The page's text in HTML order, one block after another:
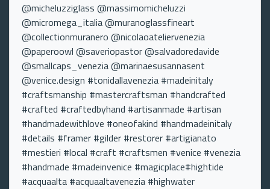
@micheluzziglass @massimomicheluzzi
@micromega_italia @muranoglassfineart
@collectionmuranero @nicolaoateliervenezia
@paperoowl @saveriopastor @salvadoredavide
@smallcaps_venezia @marinaesusannasent
@venice.design #tonidallavenezia #madeinitaly
#craftsmanship #mastercraftsman #handcrafted
#crafted #craftedbyhand #artisanmade #artisan
#handmadewithlove #oneofakind #handmadeinitaly
#details #framer #gilder #restorer #artigianato
#mestieri #local #craft #craftsmen #venice #venezia
#handmade #madeinvenice #magicplace#hightide
#acquaalta #acquaaltavenezia #highwater